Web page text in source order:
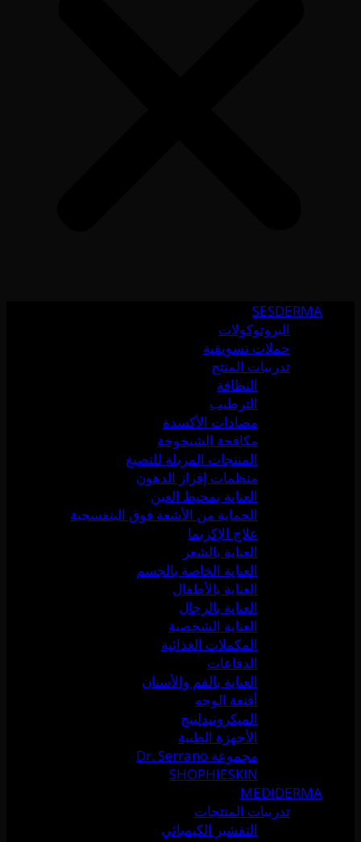
SESDERMA
البروتوكولات
حملات تسويقية
تدريبات المنتج
النظافة
الترطيب
مضادات الأكسدة
مكافحة الشيخوخة
المنتجات المزيلة للتصبغ
منظمات إفراز الدهون
العناية بمحيط العين
الحماية من الأشعة فوق البنفسجية
علاج الإكزيما
العناية بالشعر
العناية الخاصة بالجسم
العناية بالأطفال
العناية بالرجال
العناية الشخصية
المكملات الغذائية
الدفاعات
العناية بالفم والأسنان
أقنعة الوجه
الميكرونيدلينج
الأجهزة الطبية
مجموعة Dr. Serrano
SHOPHIESKIN
MEDIDERMA
تدريبات المنتجات
التقشير الكيميائي